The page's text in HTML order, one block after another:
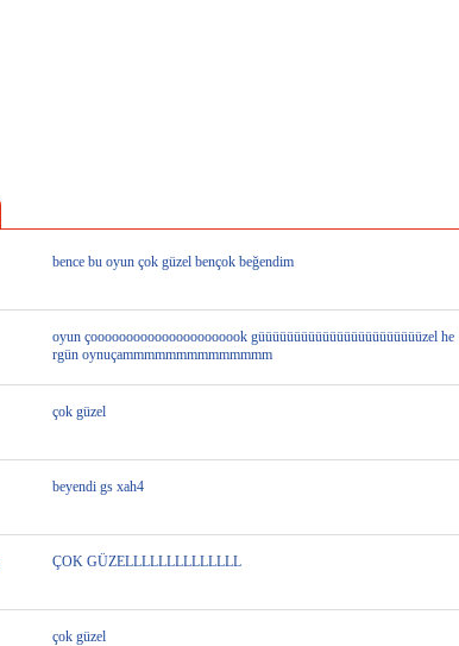
bence bu oyun çok güzel bençok beğendim
oyun çoooooooooooooooooooook güüüüüüüüüüüüüüüüüüüüüüüzel he
rgün oynuçammmmmmmmmmmmmm
çok güzel
beyendi gs xah4
ÇOK GÜZELLLLLLLLLLLLLL
çok güzel